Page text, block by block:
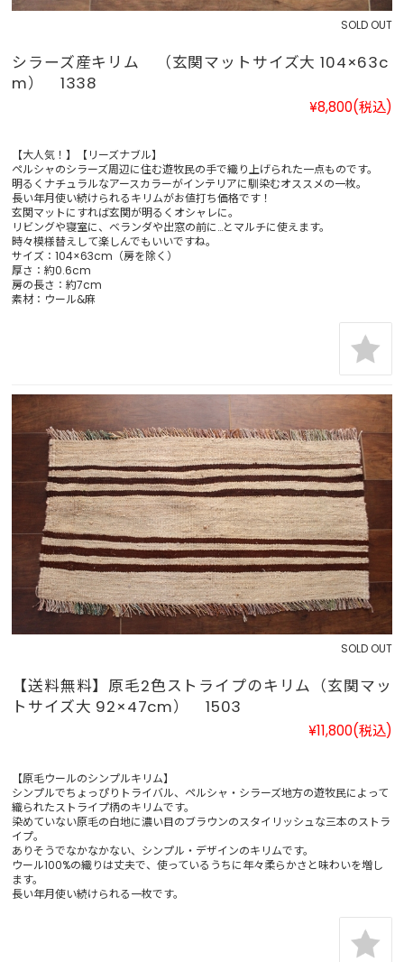
SOLD OUT
シラーズ産キリム （玄関マットサイズ大 104×63c
m） 1338
¥8,800(税込)
【大人気！】【リーズナブル】
ペルシャのシラーズ周辺に住む遊牧民の手で織り上げられた一点ものです。
明るくナチュラルなアースカラーがインテリアに馴染むオススメの一枚。
長い年月使い続けられるキリムがお値打ち価格です！
玄関マットにすれば玄関が明るくオシャレに。
リビングや寝室に、ベランダや出窓の前に…とマルチに使えます。
時々模様替えして楽しんでもいいですね。
サイズ：104×63cm（房を除く）
厚さ：約0.6cm
房の長さ：約7cm
素材：ウール&麻
SOLD OUT
【送料無料】原毛2色ストライプのキリム（玄関マッ
トサイズ大 92×47cm） 1503
¥11,800(税込)
【原毛ウールのシンプルキリム】
シンプルでちょっぴりトライバル、ペルシャ・シラーズ地方の遊牧民によって
織られたストライプ柄のキリムです。
染めていない原毛の白地に濃い目のブラウンのスタイリッシュな三本のストラ
イプ。
ありそうでなかなかない、シンプル・デザインのキリムです。
ウール100%の織りは丈夫で、使っているうちに年々柔らかさと味わいを増し
ます。
長い年月使い続けられる一枚です。